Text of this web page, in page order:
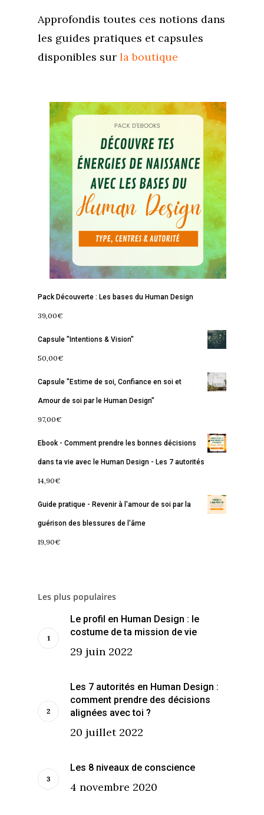
Approfondis toutes ces notions dans
les guides pratiques et capsules
disponibles sur la boutique
Pack Découverte : Les bases du Human Design
39,00€
Capsule "Intentions & Vision"
50,00€
Capsule "Estime de soi, Confiance en soi et
Amour de soi par le Human Design"
97,00€
Ebook - Comment prendre les bonnes décisions
dans ta vie avec le Human Design - Les 7 autorités
14,90€
Guide pratique - Revenir à l'amour de soi par la
guérison des blessures de l'âme
19,90€
Les plus populaires
Le profil en Human Design : le
costume de ta mission de vie
29 juin 2022
Les 7 autorités en Human Design :
comment prendre des décisions
alignées avec toi ?
20 juillet 2022
Les 8 niveaux de conscience
4 novembre 2020
Accueil
Se découvrir
S’équilibrer
Se réaliser
Podcast
Services
Accompagnements
Lectures de Human
La Boussole
Libération
Programmes
Renaissance
Amour & Guérison
Membership
Boutique
À propos
Contact